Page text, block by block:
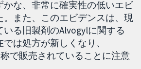
かな、非常に確実性の低いエビ
。また、このエビデンスは、現
る旧製剤のAlvogylに関する
は処方が新しくなり、
で販売されていることに注意